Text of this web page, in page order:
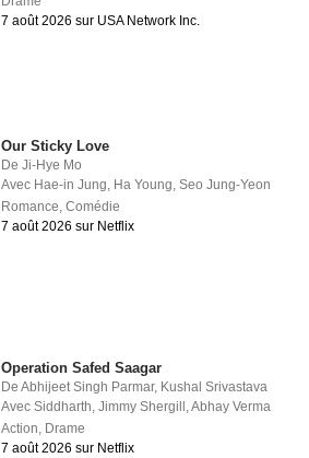
7 août 2026 sur USA Network Inc.
Our Sticky Love
DeJi-Hye Mo
Avec Hae-in Jung, Ha Young,Seo Jung-Yeon
Romance,Comédie
7 août 2026 sur Netflix
Operation Safed Saagar
DeAbhijeet Singh Parmar, Kushal Srivastava
AvecSiddharth,Jimmy Shergill ,Abhay Verma
Action, Drame
7 août 2026 sur Netflix